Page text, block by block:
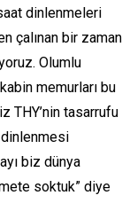
dinlenmeleri
çalınan bir zaman
Olumlu
memurları bu
THY’nin tasarrufu
dinlenmesi
biz dünya
soktuk” diye